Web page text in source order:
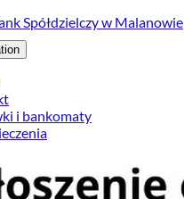
Spółdzielczy w Malanowie
i bankomaty